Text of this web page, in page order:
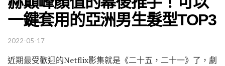
一鍵套用的亞洲男生髮型TOP3
2022-05-17
近期最受歡迎的Netflix影集就是《二十五，二十一》了，劇